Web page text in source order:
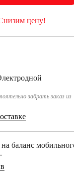
цену!
забрать заказ из
баланс